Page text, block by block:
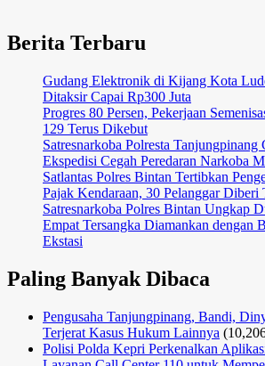
Berita Terbaru
Gudang Elektronik di Kijang Kota
Ditaksir Capai Rp300 Juta
Progres 80 Persen, Pekerjaan
129 Terus Dikebut
Satresnarkoba Polresta Tanjungpinang
Ekspedisi Cegah Peredaran Narkoba
Satlantas Polres Bintan Tertibkan
Pajak Kendaraan, 30 Pelanggar Diberi
Satresnarkoba Polres Bintan Ungkap
Empat Tersangka Diamankan dengan
Ekstasi
Paling Banyak Dibaca
Pengusaha Tanjungpinang, Bandi,
Terjerat Kasus Hukum Lainnya
Polisi Polda Kepri Perkenalkan